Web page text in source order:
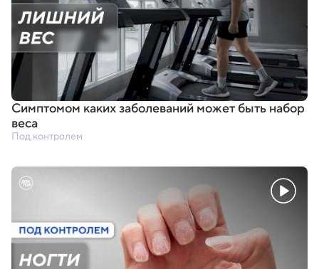
Симптомом каких заболеваний может быть набор
веса
Под контролем